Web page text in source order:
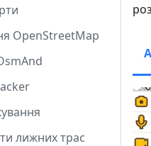
OpenStreetMap
лижних трас